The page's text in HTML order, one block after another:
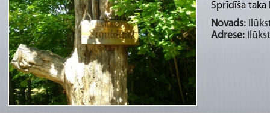
Sprīdīša
Novads:
Adrese: